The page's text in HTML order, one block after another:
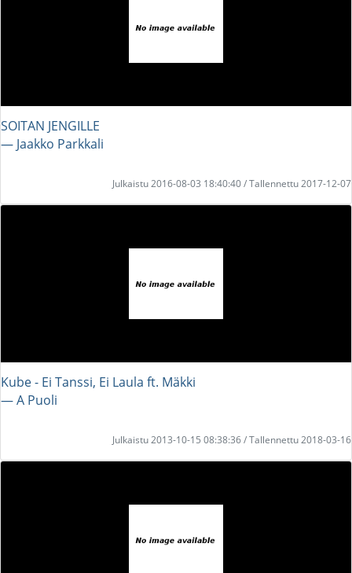
SOITAN JENGILLE
― Jaakko Parkkali
Julkaistu 2016-08-03 18:40:40 / Tallennettu 2017-12-07
Kube - Ei Tanssi, Ei Laula ft. Mäkki
― A Puoli
Julkaistu 2013-10-15 08:38:36 / Tallennettu 2018-03-16